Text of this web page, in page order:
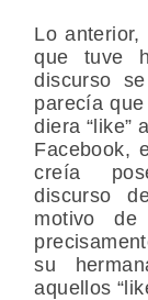
Lo
que tuve
discurso
parecía
diera “like”
Facebook,
creía
discurso
motivo de
su
aquellos